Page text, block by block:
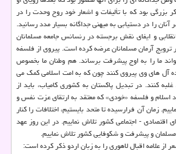
بزرگی بود که با تألیفات و اشعار خود روح وحدت را در
آنان را در دستیابی به میهنی جداگانه بسیار مدد رسانید.
و ایفای نقش برجسته در رنسانس جامعه مسلمانان
ترویج آرمان مسلمانان عرضه کرده است. پیروی از فلسفه
ما را به اوج پیشرفت برساند. هم وطنان ما بخصوص
آل های وی پیروی کنند چون که به امت اسلامی کمک می
کنند. در تبدیل پاکستان به کشوری کامیاب، باید از
اسلام و فلسفه «خودی» که معتقد به ارتقای عزت نفس و
زمان آن فرارسیده تا متحد بایستیم، اختلافات را کنار
اقتصادی - اجتماعی کشور تلاش نماییم. در این روز عهد
و پیشرفت و شکوفایی کشور تلاش نماییم.
از علامه اقبال لاهوری را به زبان اردو ذکر کرده است: